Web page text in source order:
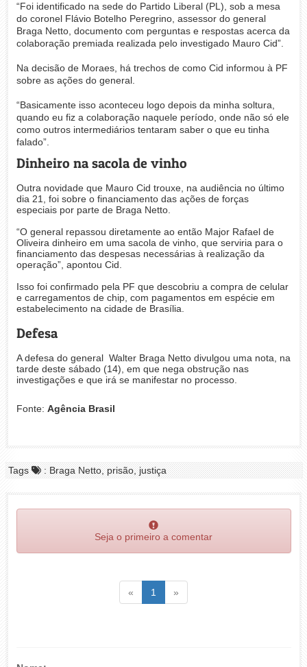
“Foi identificado na sede do Partido Liberal (PL), sob a mesa
do coronel Flávio Botelho Peregrino, assessor do general
Braga Netto, documento com perguntas e respostas acerca da
colaboração premiada realizada pelo investigado Mauro Cid”.
Na decisão de Moraes, há trechos de como Cid informou à PF
sobre as ações do general.
“Basicamente isso aconteceu logo depois da minha soltura,
quando eu fiz a colaboração naquele período, onde não só ele
como outros intermediários tentaram saber o que eu tinha
falado”.
Dinheiro na sacola de vinho
Outra novidade que Mauro Cid trouxe, na audiência no último
dia 21, foi sobre o financiamento das ações de forças
especiais por parte de Braga Netto.
“O general repassou diretamente ao então Major Rafael de
Oliveira dinheiro em uma sacola de vinho, que serviria para o
financiamento das despesas necessárias à realização da
operação”, apontou Cid.
Isso foi confirmado pela PF que descobriu a compra de celular
e carregamentos de chip, com pagamentos em espécie em
estabelecimento na cidade de Brasília.
Defesa
A defesa do general Walter Braga Netto divulgou uma nota, na
tarde deste sábado (14), em que nega obstrução nas
investigações e que irá se manifestar no processo.
Fonte: Agência Brasil
Tags : Braga Netto, prisão, justiça
Seja o primeiro a comentar
« Voltar1 (atual)
»